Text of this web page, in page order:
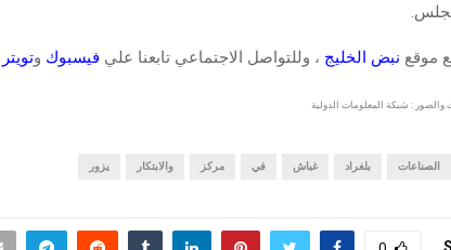
موقع نبض الخليج ، وللتواصل الاجتماعي تابعنا علي فيسبوك وتويتر
والصور : شبكة المعلومات الدولية
الصناعات بلغراد غباش في مركز والابتكار يزور